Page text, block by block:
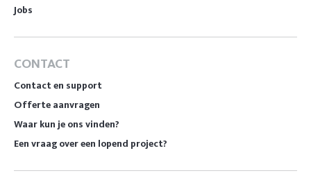
Jobs
CONTACT
Contact en support
Offerte aanvragen
Waar kun je ons vinden?
Een vraag over een lopend project?